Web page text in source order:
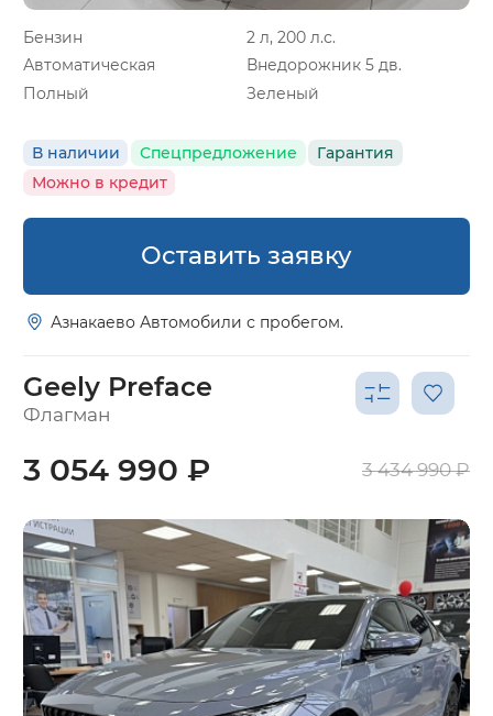
Бензин
2 л, 200 л.с.
Автоматическая
Внедорожник 5 дв.
Полный
Зеленый
В наличии Спецпредложение
Гарантия
Можно в кредит
Оставить заявку
Азнакаево Автомобили с пробегом.
Geely Preface
Флагман
3 054 990 ₽ 3 434 990 ₽